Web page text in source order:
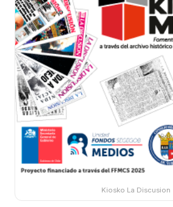
Kiosko La Discusion